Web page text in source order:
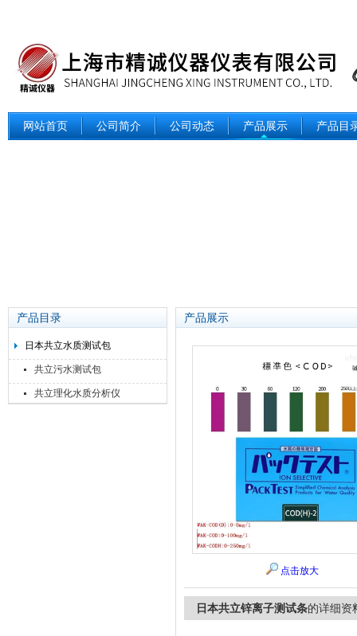
网站首页 公司简介 公司动态 产品展示 产品目
产品目录
日本共立水质测试包
共立污水测试包
共立理化水质分析仪
产品展示
点击放大
日本共立锌离子测试条的详细资